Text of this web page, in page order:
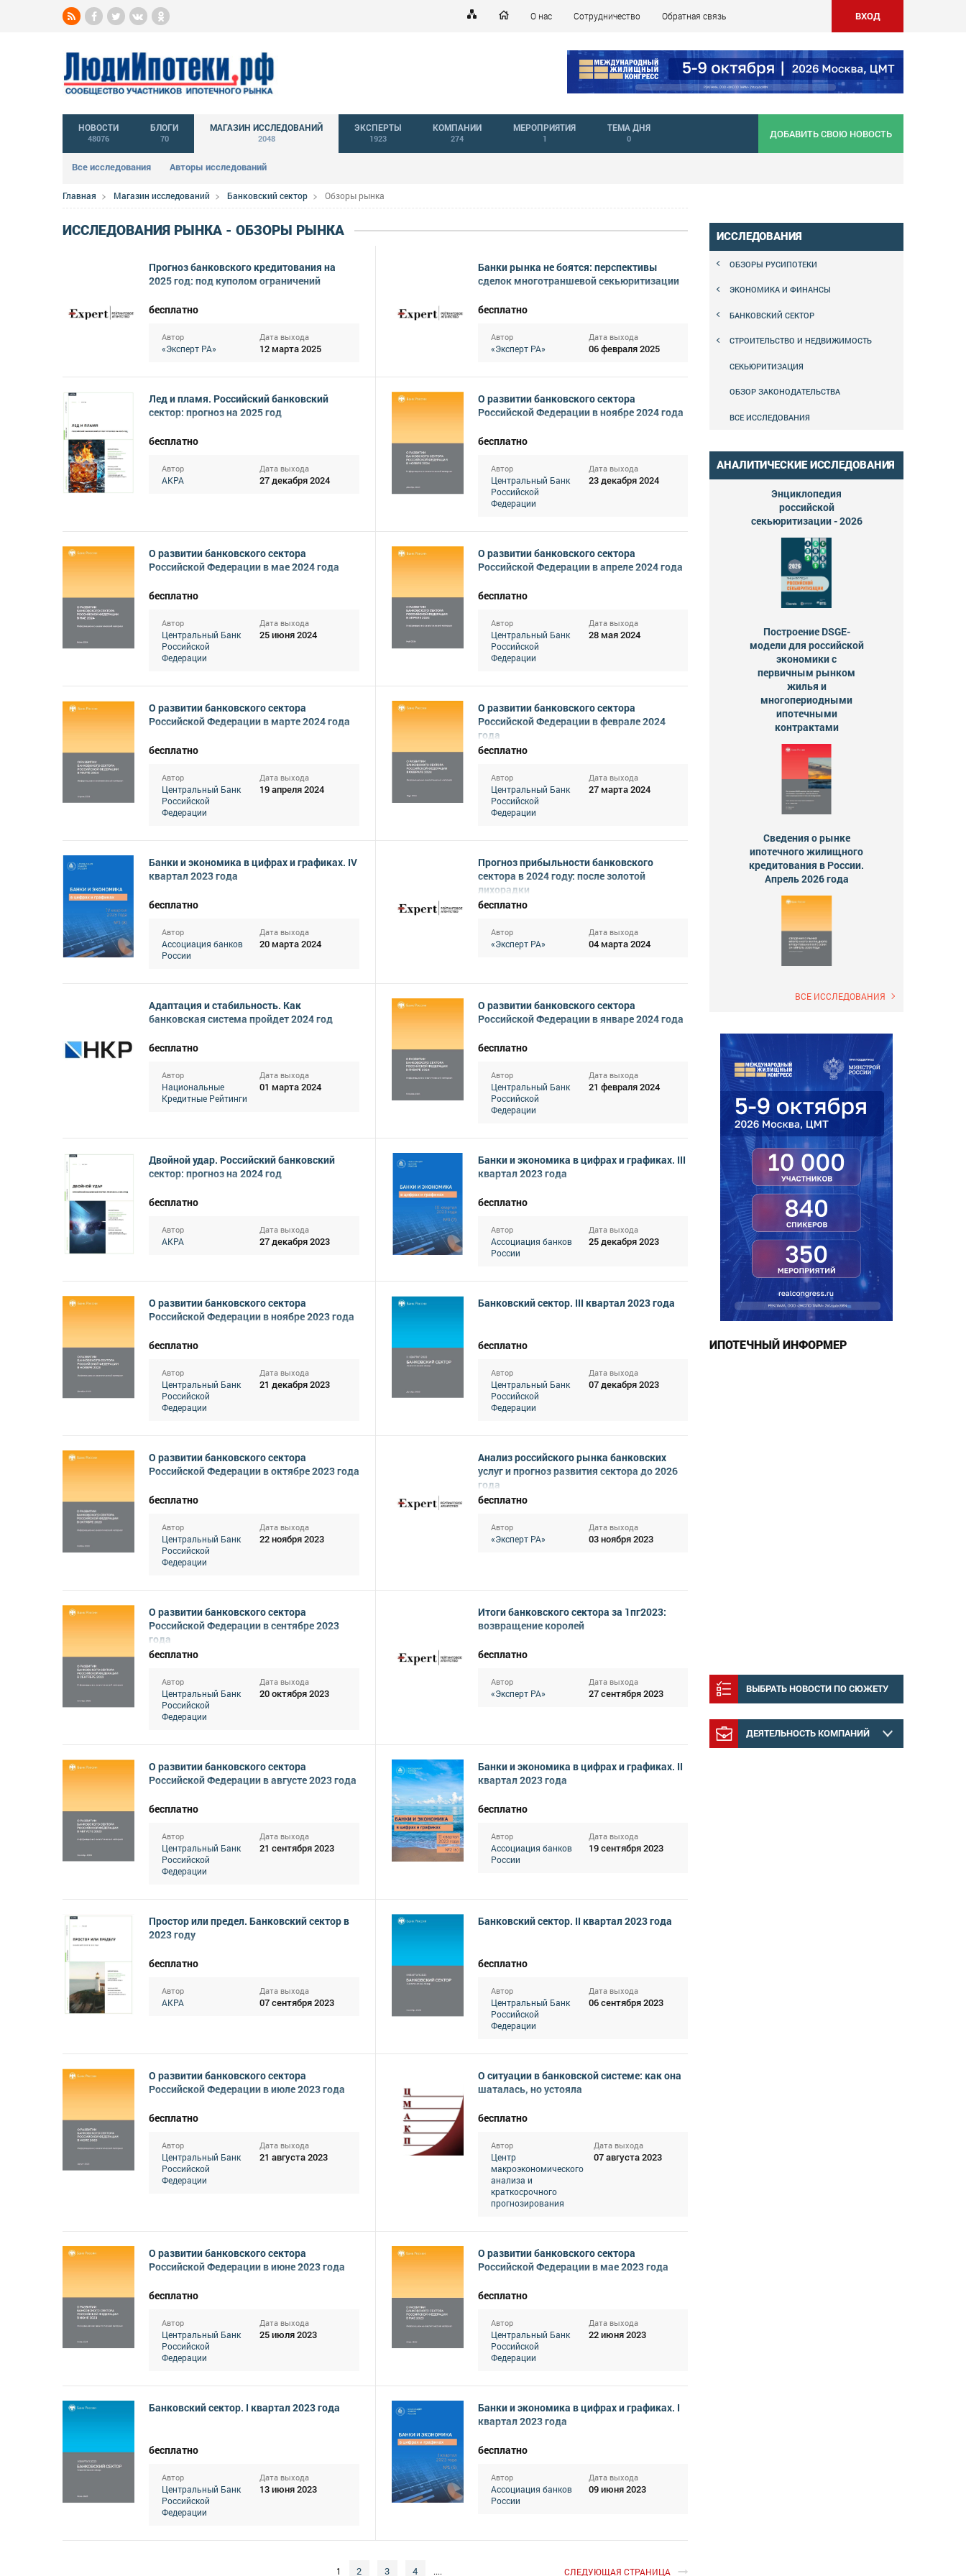
О нас Сотрудничество Обратная связь ВХОД
НОВОСТИ
48076
БЛОГИ
70
МАГАЗИН ИССЛЕДОВАНИЙ
2048
Все исследования Авторы исследований
ЭКСПЕРТЫ
1923
КОМПАНИИ
274
МЕРОПРИЯТИЯ
1
ТЕМА ДНЯ
0 ДОБАВИТЬ СВОЮ НОВОСТЬ
Главная Магазин исследований Банковский сектор Обзоры рынка
ИССЛЕДОВАНИЯ РЫНКА - ОБЗОРЫ РЫНКА
Прогноз банковского кредитования на
2025 год: под куполом ограничений
бесплатно
Автор
«Эксперт РА»
Дата выхода
12 марта 2025
Банки рынка не боятся: перспективы
сделок многотраншевой секьюритизации
бесплатно
Автор
«Эксперт РА»
Дата выхода
06 февраля 2025
Лед и пламя. Российский банковский
сектор: прогноз на 2025 год
бесплатно
Автор
АКРА
Дата выхода
27 декабря 2024
О развитии банковского сектора
Российской Федерации в ноябре 2024 года
бесплатно
Автор
Центральный Банк
Российской
Федерации
Дата выхода
23 декабря 2024
О развитии банковского сектора
Российской Федерации в мае 2024 года
бесплатно
Автор
Центральный Банк
Российской
Федерации
Дата выхода
25 июня 2024
О развитии банковского сектора
Российской Федерации в апреле 2024 года
бесплатно
Автор
Центральный Банк
Российской
Федерации
Дата выхода
28 мая 2024
О развитии банковского сектора
Российской Федерации в марте 2024 года
бесплатно
Автор
Центральный Банк
Российской
Федерации
Дата выхода
19 апреля 2024
О развитии банковского сектора
Российской Федерации в феврале 2024
года
бесплатно
Автор
Центральный Банк
Российской
Федерации
Дата выхода
27 марта 2024
Банки и экономика в цифрах и графиках. IV
квартал 2023 года
бесплатно
Автор
Ассоциация банков
России
Дата выхода
20 марта 2024
Прогноз прибыльности банковского
сектора в 2024 году: после золотой
лихорадки
бесплатно
Автор
«Эксперт РА»
Дата выхода
04 марта 2024
Адаптация и стабильность. Как
банковская система пройдет 2024 год
бесплатно
Автор
Национальные
Кредитные Рейтинги
Дата выхода
01 марта 2024
О развитии банковского сектора
Российской Федерации в январе 2024 года
бесплатно
Автор
Центральный Банк
Российской
Федерации
Дата выхода
21 февраля 2024
Двойной удар. Российский банковский
сектор: прогноз на 2024 год
бесплатно
Автор
АКРА
Дата выхода
27 декабря 2023
Банки и экономика в цифрах и графиках. III
квартал 2023 года
бесплатно
Автор
Ассоциация банков
России
Дата выхода
25 декабря 2023
О развитии банковского сектора
Российской Федерации в ноябре 2023 года
бесплатно
Автор
Центральный Банк
Российской
Федерации
Дата выхода
21 декабря 2023
Банковский сектор. III квартал 2023 года
бесплатно
Автор
Центральный Банк
Российской
Федерации
Дата выхода
07 декабря 2023
О развитии банковского сектора
Российской Федерации в октябре 2023 года
бесплатно
Автор
Центральный Банк
Российской
Федерации
Дата выхода
22 ноября 2023
Анализ российского рынка банковских
услуг и прогноз развития сектора до 2026
года
бесплатно
Автор
«Эксперт РА»
Дата выхода
03 ноября 2023
О развитии банковского сектора
Российской Федерации в сентябре 2023
года
бесплатно
Автор
Центральный Банк
Российской
Федерации
Дата выхода
20 октября 2023
Итоги банковского сектора за 1пг2023:
возвращение королей
бесплатно
Автор
«Эксперт РА»
Дата выхода
27 сентября 2023
О развитии банковского сектора
Российской Федерации в августе 2023 года
бесплатно
Автор
Центральный Банк
Российской
Федерации
Дата выхода
21 сентября 2023
Банки и экономика в цифрах и графиках. II
квартал 2023 года
бесплатно
Автор
Ассоциация банков
России
Дата выхода
19 сентября 2023
Простор или предел. Банковский сектор в
2023 году
бесплатно
Автор
АКРА
Дата выхода
07 сентября 2023
Банковский сектор. II квартал 2023 года
бесплатно
Автор
Центральный Банк
Российской
Федерации
Дата выхода
06 сентября 2023
О развитии банковского сектора
Российской Федерации в июле 2023 года
бесплатно
Автор
Центральный Банк
Российской
Федерации
Дата выхода
21 августа 2023
О ситуации в банковской системе: как она
шаталась, но устояла
бесплатно
Автор
Центр
макроэкономического
анализа и
краткосрочного
прогнозирования
Дата выхода
07 августа 2023
О развитии банковского сектора
Российской Федерации в июне 2023 года
бесплатно
Автор
Центральный Банк
Российской
Федерации
Дата выхода
25 июля 2023
О развитии банковского сектора
Российской Федерации в мае 2023 года
бесплатно
Автор
Центральный Банк
Российской
Федерации
Дата выхода
22 июня 2023
Банковский сектор. I квартал 2023 года
бесплатно
Автор
Центральный Банк
Российской
Федерации
Дата выхода
13 июня 2023
Банки и экономика в цифрах и графиках. I
квартал 2023 года
бесплатно
Автор
Ассоциация банков
России
Дата выхода
09 июня 2023
1 2 3 4 .... СЛЕДУЮЩАЯ СТРАНИЦА
ИССЛЕДОВАНИЯ
ОБЗОРЫ РУСИПОТЕКИ
ЭКОНОМИКА И ФИНАНСЫ
БАНКОВСКИЙ СЕКТОР
СТРОИТЕЛЬСТВО И НЕДВИЖИМОСТЬ
СЕКЬЮРИТИЗАЦИЯ
ОБЗОР ЗАКОНОДАТЕЛЬСТВА
ВСЕ ИССЛЕДОВАНИЯ
АНАЛИТИЧЕСКИЕ ИССЛЕДОВАНИЯ
Энциклопедия
российской
секьюритизации - 2026
Построение DSGE-
модели для российской
экономики с
первичным рынком
жилья и
многопериодными
ипотечными
контрактами
Сведения о рынке
ипотечного жилищного
кредитования в России.
Апрель 2026 года
ВСЕ ИССЛЕДОВАНИЯ
ИПОТЕЧНЫЙ ИНФОРМЕР
ВЫБРАТЬ НОВОСТИ ПО СЮЖЕТУ
ДЕЯТЕЛЬНОСТЬ КОМПАНИЙ